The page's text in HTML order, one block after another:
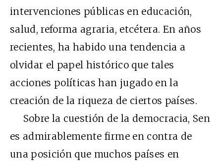
intervenciones públicas en educación,
salud, reforma agraria, etcétera. En años
recientes, ha habido una tendencia a
olvidar el papel histórico que tales
acciones políticas han jugado en la
creación de la riqueza de ciertos países.
Sobre la cuestión de la democracia, Sen
es admirablemente firme en contra de
una posición que muchos países en